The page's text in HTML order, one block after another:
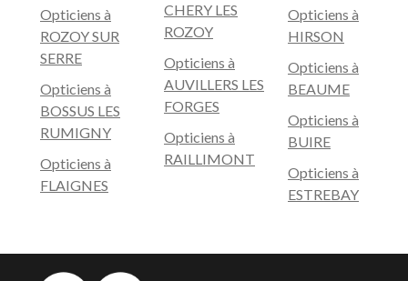
Opticiens à
ROZOY SUR
SERRE
Opticiens à
BOSSUS LES
RUMIGNY
Opticiens à
FLAIGNES
CHERY LES
ROZOY
Opticiens à
AUVILLERS LES
FORGES
Opticiens à
RAILLIMONT
Opticiens à
HIRSON
Opticiens à
BEAUME
Opticiens à
BUIRE
Opticiens à
ESTREBAY